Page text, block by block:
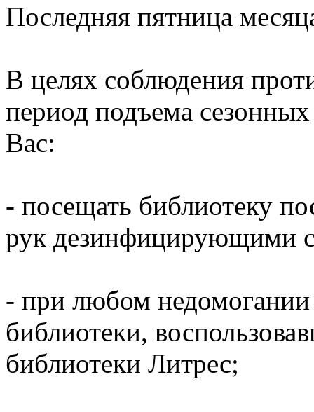
Последняя пятница
В целях соблюдения
период подъема
Вас:
- посещать библиотеку
рук дезинфицирующими
- при любом недомогании
библиотеки,
библиотеки Литрес;